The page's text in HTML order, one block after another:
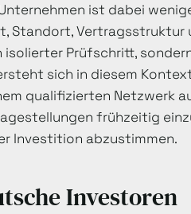
ist dabei
Standort, Vertragsstruktur
Prüfschritt,
sich in diesem
qualifizierten Netzwerk
frühzeitig
Investition abzustimmen.
Investoren